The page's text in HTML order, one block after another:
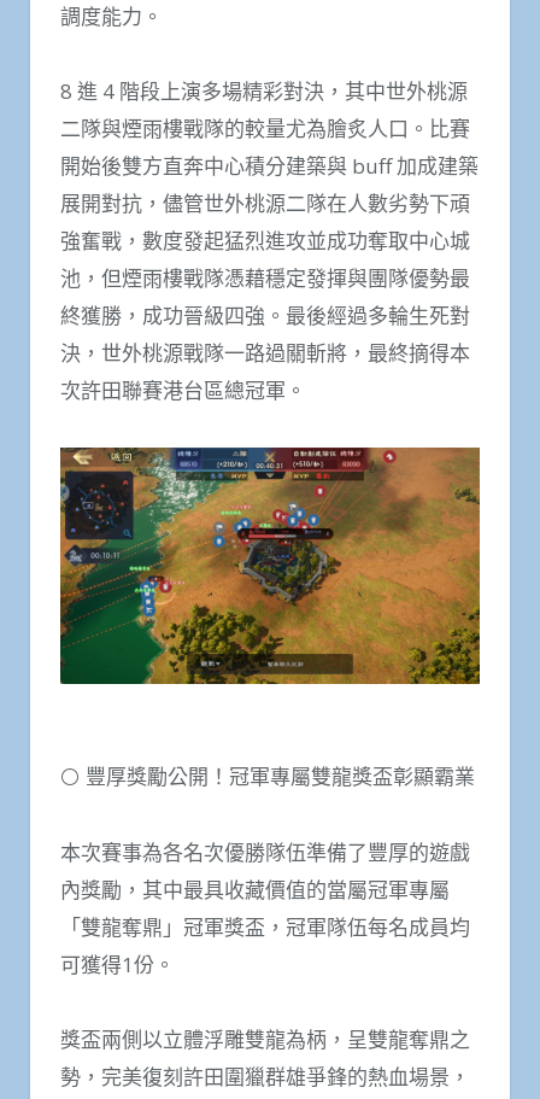
調度能力。
8 進 4 階段上演多場精彩對決，其中世外桃源
二隊與煙雨樓戰隊的較量尤為膾炙人口。比賽
開始後雙方直奔中心積分建築與 buff 加成建築
展開對抗，儘管世外桃源二隊在人數劣勢下頑
強奮戰，數度發起猛烈進攻並成功奪取中心城
池，但煙雨樓戰隊憑藉穩定發揮與團隊優勢最
終獲勝，成功晉級四強。最後經過多輪生死對
決，世外桃源戰隊一路過關斬將，最終摘得本
次許田聯賽港台區總冠軍。
⚪ 豐厚獎勵公開！冠軍專屬雙龍獎盃彰顯霸業
本次賽事為各名次優勝隊伍準備了豐厚的遊戲
內獎勵，其中最具收藏價值的當屬冠軍專屬
「雙龍奪鼎」冠軍獎盃，冠軍隊伍每名成員均
可獲得1份。
獎盃兩側以立體浮雕雙龍為柄，呈雙龍奪鼎之
勢，完美復刻許田圍獵群雄爭鋒的熱血場景，